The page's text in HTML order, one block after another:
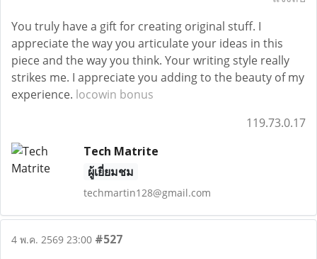
You truly have a gift for creating original stuff. I
appreciate the way you articulate your ideas in this
piece and the way you think. Your writing style really
strikes me. I appreciate you adding to the beauty of my
experience. locowin bonus
119.73.0.17
Tech Matrite
ผู้เยี่ยมชม
techmartin128@gmail.com
4 พ.ค. 2569 23:00 #527